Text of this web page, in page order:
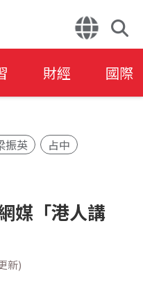
財經 國際
振英
占中
媒「港人講
新)